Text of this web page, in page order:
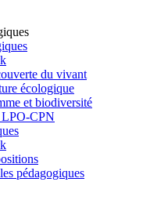
du vivant
écologique
et biodiversité
LPO-CPN
pédagogiques